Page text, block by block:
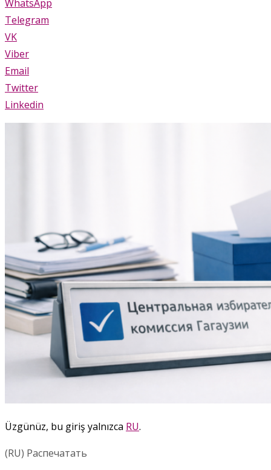
WhatsApp
Telegram
VK
Viber
Email
Twitter
Linkedin
Üzgünüz, bu giriş yalnızca RU.
(RU) Распечатать